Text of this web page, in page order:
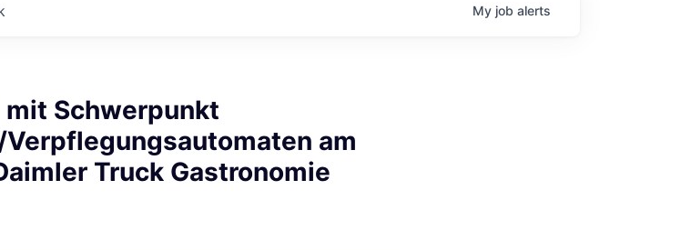
My job alerts
Schwerpunkt
am
Truck Gastronomie